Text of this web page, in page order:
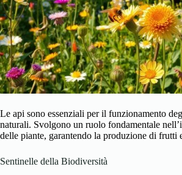
Le api sono essenziali per il funzionamento
naturali. Svolgono un ruolo fondamentale
delle piante, garantendo la produzione di frutti
Sentinelle della Biodiversità